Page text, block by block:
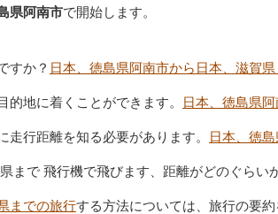
県阿南市で開始します。
すか？ 日本、徳島県阿南市から日本、滋賀
地に着くことができます。 日本、徳島県
行距離を知る必要があります。 日本、徳
まで 飛行機で飛びます、距離がどのぐらい
までの旅行する方法については、旅行の要約